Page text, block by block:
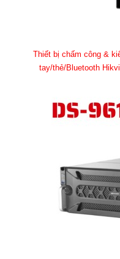
Thiết bị chấm công &
tay/thẻ/Bluetooth